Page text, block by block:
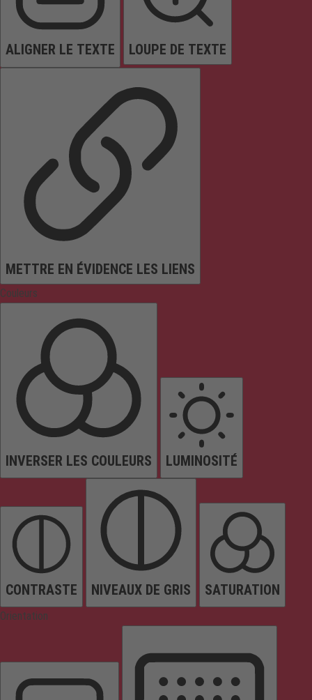
ALIGNER LE TEXTE LOUPE DE TEXTE
METTRE EN ÉVIDENCE LES LIENS
Couleurs
INVERSER LES COULEURS LUMINOSITÉ
CONTRASTE NIVEAUX DE GRIS SATURATION
Orientation